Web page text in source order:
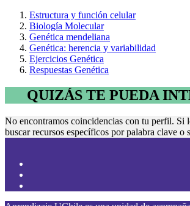
Estructura y función celular
Biología Molecular
Genética mendeliana
Genética: herencia y variabilidad
Ejercicios Genética
Respuestas Genética
QUIZÁS TE PUEDA
No encontramos coincidencias con tu perfil. Si
buscar recursos específicos por palabra clave o